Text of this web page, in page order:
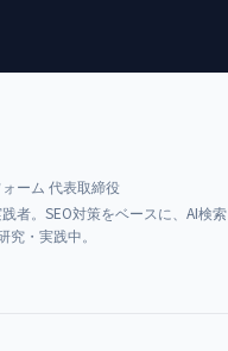
ーム 代表取締役
者。SEO対策をベースに、AI検
・実践中。